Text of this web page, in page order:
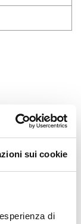
sui cookie
di